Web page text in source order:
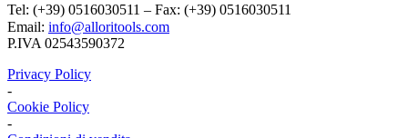
Tel: (+39) 0516030511 – Fax: (+39) 0516030511
Email: info@alloritools.com
P.IVA 02543590372
Privacy Policy
-
Cookie Policy
-